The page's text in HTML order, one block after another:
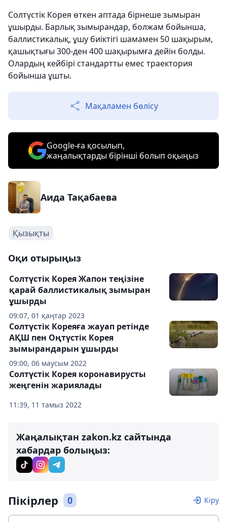
Солтүстік Корея өткен аптада бірнеше зымыран
ұшырды. Барлық зымырандар, болжам бойынша,
баллистикалық, ұшу биіктігі шамамен 50 шақырым,
қашықтығы 300-ден 400 шақырымға дейін болды.
Олардың кейбірі стандартты емес траектория
бойынша ұшты.
Мақаламен бөлісу
Google-ға қосылып,
жаңалықтарды бірінші болып оқыңыз
Аида Тақабаева
Қызықты
Оқи отырыңыз
09:07, 01 қаңтар 2023
Солтүстік Корея Жапон теңізіне
қарай баллистикалық зымыран
ұшырды
09:00, 06 маусым 2022
Солтүстік Кореяға жауап ретінде
АҚШ пен Оңтүстік Корея
зымырандарын ұшырды
11:39, 11 тамыз 2022
Солтүстік Корея коронавирусты
жеңгенін жариялады
Жаңалықтан zakon.kz сайтында
хабардар болыңыз:
Пікірлер 0 Кіру